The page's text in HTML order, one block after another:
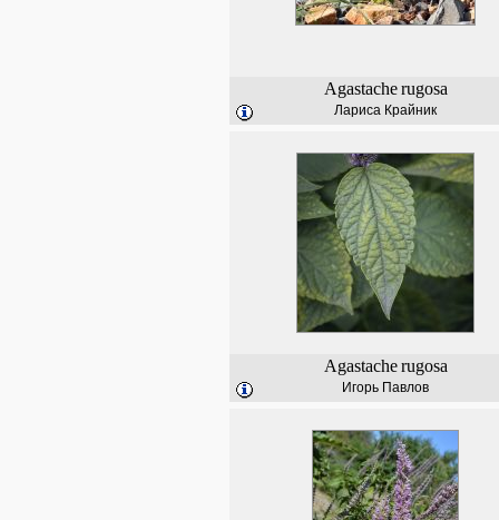
Agastache rugosa
Лариса Крайник
Agastache rugosa
Игорь Павлов